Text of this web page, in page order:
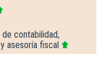
contabilidad,
asesoría fiscal